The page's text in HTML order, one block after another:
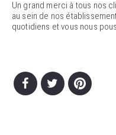
Un grand merci à tous nos
au sein de nos
quotidiens et vous nous